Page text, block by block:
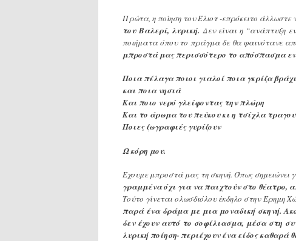
Πρώτα, η ποίηση του Έλιοτ -επρόκειτο άλλωστε
του Βαλερί, λυρική. Δεν είναι η “ανάπτυξη
ποιήματα όπου το πράγμα δε θα φαινότανε
μπροστά μας περισσότερο το απόσπασμα
Ποια πέλαγα ποιοι γιαλοί ποια γκρίζα
και ποια νησιά
Και ποιο νερό γλείφοντας την πλώρη
Και το άρωμα του πεύκου κι η τσίχλα τραγου
Ποιες ζωγραφιές γυρίζουν
Ω κόρη μου.
Έχουμε μπροστά μας τη σκηνή. Όπως σημειώνει
γραμμένα όχι για να παιχτούν στο θέατρο,
Τούτο γίνεται ολωσδιόλου έκδηλο στην Έρημη
παρά ένα δράμα με μια μοναδική σκηνή.
δεν έχουν αυτό το σοφίλιασμα, μέσα στη
λυρική ποίηση· περιέχουν ένα είδος καθαρά